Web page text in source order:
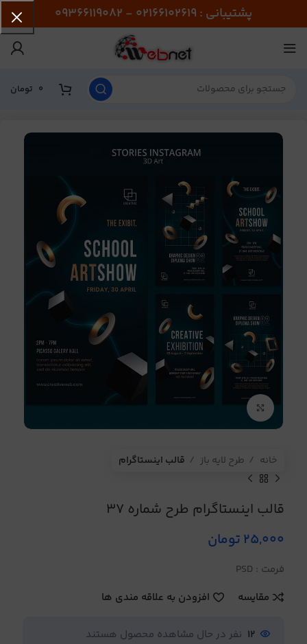
پشتیبانی : 02166102619 - 09366119082
0 تومان
خانه طرح لایه باز قالب اینستاگرام
قالب اینستاگرام طرح شماره 37
25,000تومان
فرمت : PSD
مقایسه
افزودن به علاقه مندی ها
12 نفر در حال مشاهده محصول هستند